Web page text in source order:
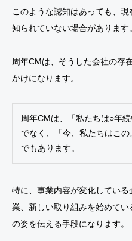
このような認知はあっても、
知られていない場合があります。
周年CMは、そうした会社の存
かけになります。
周年CMは、「私たちは○年
でなく、「今、私たちはこ
でもあります。
特に、事業内容が変化してい
業、新しい取り組みを始めて
の姿を伝える手段になります。